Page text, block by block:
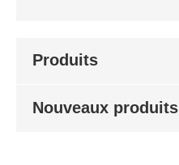
Produits
Nouveaux produits